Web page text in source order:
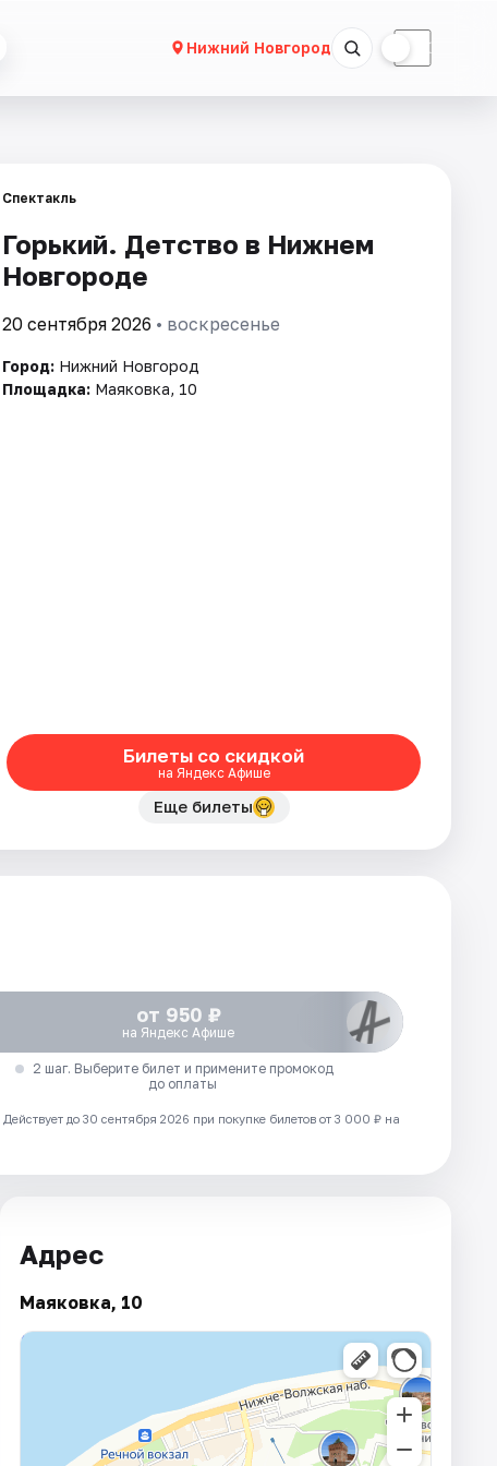
Нижний Новгород ☾
Спектакль
Горький. Детство в Нижнем
Новгороде
20 сентября 2026 • воскресенье
Город: Нижний Новгород
Площадка: Маяковка, 10
Билеты со скидкой
на Яндекс Афише
Еще билеты
от 950 ₽
на Яндекс Афише
2 шаг. Выберите билет и примените промокод
до оплаты
Действует до 30 сентября 2026 при покупке билетов от 3 000 ₽ на
Адрес
Маяковка, 10